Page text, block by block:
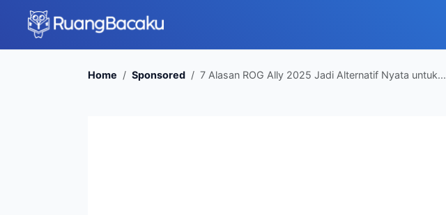
Home Sponsored 7 Alasan ROG Ally 2025 Jadi Alternatif Nyata untuk...